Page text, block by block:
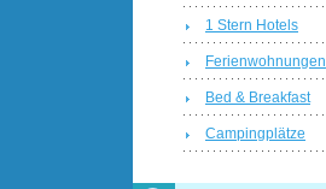
1 Stern Hotels
Ferienwohnungen
Bed & Breakfast
Campingplätze